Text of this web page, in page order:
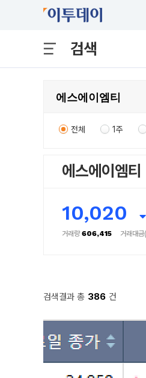
검색
전체 1주
에스에이엠티
10,020
거래량606,415 거래대
검색결과 총 386 건